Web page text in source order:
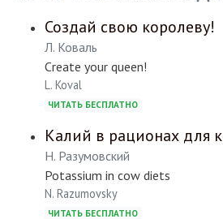
Создай свою королеву!
Л. Коваль
Create your queen!
L. Koval
ЧИТАТЬ БЕСПЛАТНО
Калий в рационах для
Н. Разумовский
Potassium in cow diets
N. Razumovsky
ЧИТАТЬ БЕСПЛАТНО